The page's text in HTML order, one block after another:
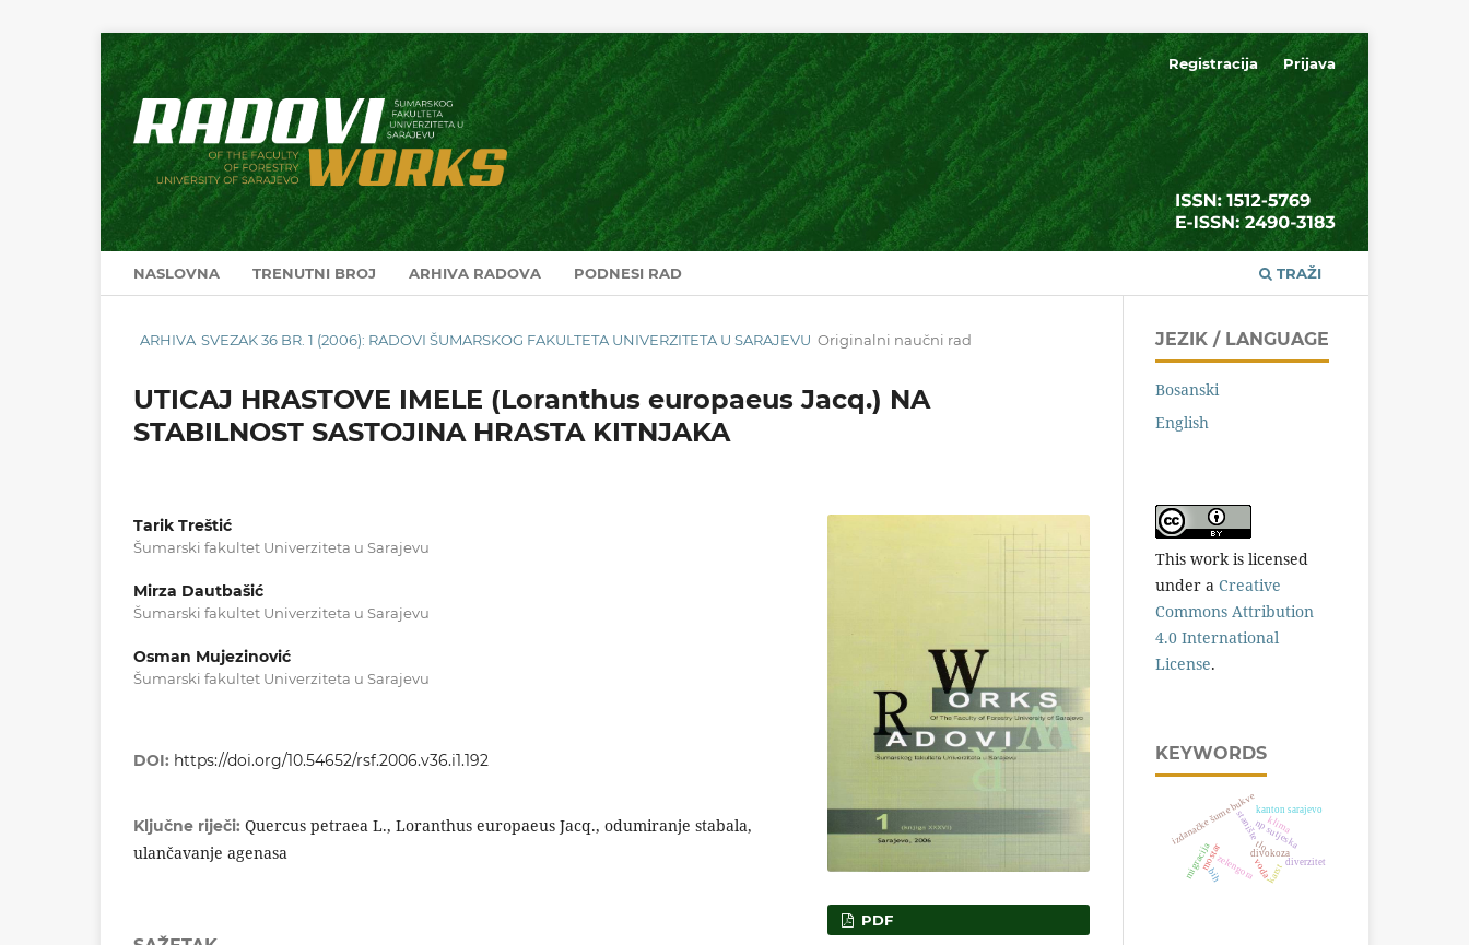
NASLOVNA TRENUTNI BROJ ARHIVA RADOVA PODNESI RAD TRAŽI
Registracija Prijava
ARHIVA SVEZAK 36 BR. 1 (2006): RADOVI ŠUMARSKOG FAKULTETA UNIVERZITETA U SARAJEVU Originalni naučni rad
UTICAJ HRASTOVE IMELE (Loranthus europaeus Jacq.) NA
STABILNOST SASTOJINA HRASTA KITNJAKA
Tarik Treštić
Šumarski fakultet Univerziteta u Sarajevu
Mirza Dautbašić
Šumarski fakultet Univerziteta u Sarajevu
Osman Mujezinović
Šumarski fakultet Univerziteta u Sarajevu
DOI: https://doi.org/10.54652/rsf.2006.v36.i1.192
Ključne riječi: Quercus petraea L., Loranthus europaeus Jacq., odumiranje stabala,
ulančavanje agenasa
PDF
JEZIK / LANGUAGE
Bosanski
English
This work is licensed
under a Creative
Commons Attribution
4.0 International
License.
KEYWORDS
stanište
divokoza
zelengora
np sutjeska
migracija karst
tlo
voda
klima
mostar
izdanačke šume bukve
diverzitet
kanton sarajevo
bih